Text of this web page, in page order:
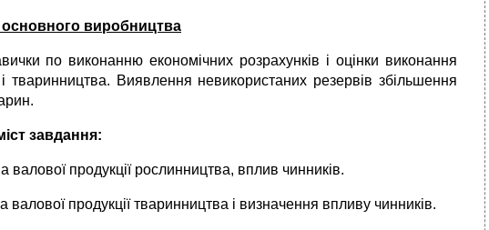
основного виробництва
по виконанню економічних розрахунків і оцінки виконання
тваринництва. Виявлення невикористаних резервів збільшення
завдання:
валової продукції рослинництва, вплив чинників.
валової продукції тваринництва і визначення впливу чинників.